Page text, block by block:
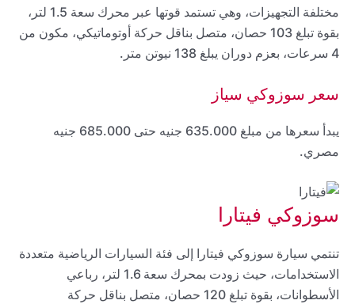
مختلفة التجهيزات، وهي تستمد قوتها عبر محرك سعة 1.5 لتر،
بقوة تبلغ 103 حصان، متصل بناقل حركة أوتوماتيكي، مكون من
4 سرعات، بعزم دوران يبلغ 138 نيوتن متر.
سعر سوزوكي سياز
يبدأ سعرها من مبلغ 635.000 جنيه حتى 685.000 جنيه
مصري.
سوزوكي فيتارا
تنتمي سيارة سوزوكي فيتارا إلى فئة السيارات الرياضية متعددة
الاستخدامات، حيث زودت بمحرك سعة 1.6 لتر، رباعي
الأسطوانات، بقوة تبلغ 120 حصان، متصل بناقل حركة